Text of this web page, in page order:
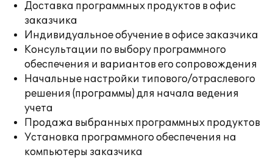
Доставка программных продуктов в офис
заказчика
Индивидуальное обучение в офисе заказчика
Консультации по выбору программного
обеспечения и вариантов его сопровождения
Начальные настройки типового/отраслевого
решения (программы) для начала ведения
учета
Продажа выбранных программных продуктов
Установка программного обеспечения на
компьютеры заказчика